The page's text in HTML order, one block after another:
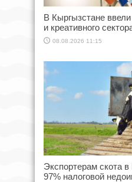
В Кыргызстане
и креативного
08.08.2026 11:15
Экспортерам скота
97% налоговой